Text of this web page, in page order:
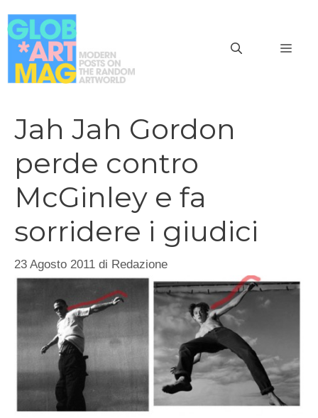
al
contenuto
Jah Jah Gordon
perde contro
McGinley e fa
sorridere i giudici
23 Agosto 2011 di Redazione